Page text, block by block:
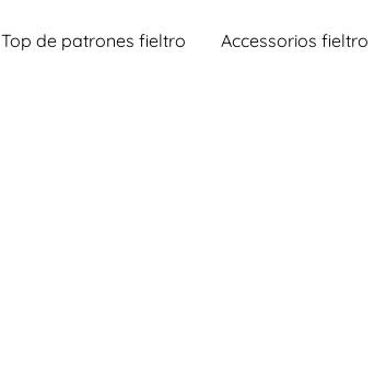
Top de patrones fieltro Accessorios fieltro